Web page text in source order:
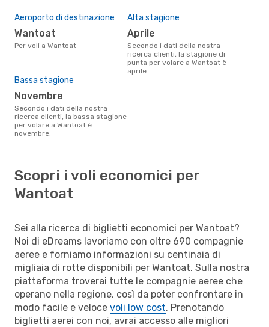
Aeroporto di destinazione
Wantoat
Per voli a Wantoat
Alta stagione
aprile
Secondo i dati della nostra
ricerca clienti, la stagione di
punta per volare a Wantoat è
aprile.
Bassa stagione
novembre
Secondo i dati della nostra
ricerca clienti, la bassa stagione
per volare a Wantoat è
novembre.
Scopri i voli economici per
Wantoat
Sei alla ricerca di biglietti economici per Wantoat?
Noi di eDreams lavoriamo con oltre 690 compagnie
aeree e forniamo informazioni su centinaia di
migliaia di rotte disponibili per Wantoat. Sulla nostra
piattaforma troverai tutte le compagnie aeree che
operano nella regione, così da poter confrontare in
modo facile e veloce voli low cost. Prenotando
biglietti aerei con noi, avrai accesso alle migliori